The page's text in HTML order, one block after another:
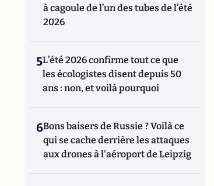
à cagoule de l’un des tubes de l’été
2026
5L’été 2026 confirme tout ce que
les écologistes disent depuis 50
ans : non, et voilà pourquoi
6Bons baisers de Russie ? Voilà ce
qui se cache derrière les attaques
aux drones à l'aéroport de Leipzig